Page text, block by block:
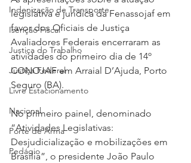
Indenização de Transporte
Isenção Fiscal
Justiça do Trabalho
Justiça Federal
Livre Estacionamento
Nacional
Porte de Arma
Pedágio
legislativa e jurídica da Fenassojaf em
favor dos Oficiais de Justiça
Avaliadores Federais encerraram as
atividades do primeiro dia de 14º
CONOJAF em Arraial D’Ajuda, Porto
Seguro (BA).
No primeiro painel, denominado
“Atividades Legislativas:
Desjudicialização e mobilizações em
Brasília”, o presidente João Paulo